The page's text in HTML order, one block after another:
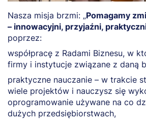
Nasza misja brzmi: „Pomagamy
– innowacyjni, przyjaźni,
poprzez:
współpracę z Radami Biznesu, w
firmy i instytucje związane z daną
praktyczne nauczanie – w trakcie
wiele projektów i nauczysz się
oprogramowanie używane na co
dużych przedsiębiorstwach,